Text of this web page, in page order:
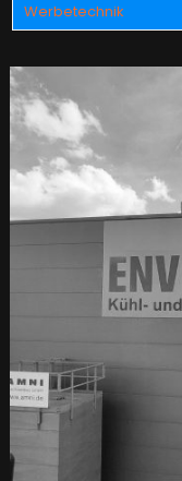
Werbetechnik